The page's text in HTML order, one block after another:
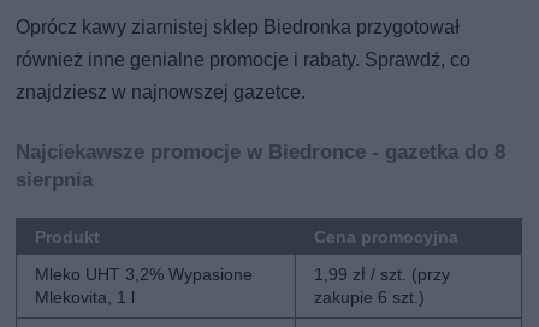
Oprócz kawy ziarnistej sklep Biedronka przygotował
również inne genialne promocje i rabaty. Sprawdź, co
znajdziesz w najnowszej gazetce.
Najciekawsze promocje w Biedronce - gazetka do 8
sierpnia
Produkt
Cena promocyjna
Mleko UHT 3,2% Wypasione
Mlekovita, 1 l
1,99 zł / szt. (przy
zakupie 6 szt.)